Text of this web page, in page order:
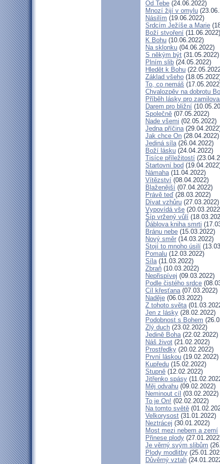
Od Tebe (24.06.2022)
Mnozí žijí v omylu
Násilím (19.06.2022)
Srdcím Ježíše a Marie
Boží stvoření (11.06.2022)
K Bohu (10.06.2022)
Na sklonku (04.06.2022)
S někým být (31.05.2022)
Plním slib (24.05.2022)
Hledět k Bohu
Základ všeho
To, co nemáš
Chvalozpěv na dobrotu
Příběh lásky pro
Darem pro bližní
Společně (07.05.2022)
Nade všemi (02.05.2022)
Jedna příčina
Jak chce On (28.04.2022)
Jediná síla(26.04.2022)
Boží lásku (24.04.2022)
Tisíce příležitostí
Startovní bod
Námaha(11.04.2022)
Vítězství (08.04.2022)
Blaženější (07.04.2022)
Právě teď (28.03.2022)
Dívat vzhůru (27.03.2022)
Vypovídá vše
Šíp vržený vůlí
Ďáblova kniha smrti
Bránu nebe (15.03.2022)
Nový směr (14.03.2022)
Stojí to mnoho úsilí
Pomalu (12.03.2022)
Síla(11.03.2022)
Zbraň (10.03.2022)
Nepřispívej (09.03.2022)
Podle čistého srdce
Cíl křesťana(07.03.2022)
Naděje (06.03.2022)
Z tohoto světa
Jen z lásky (28.02.2022)
Podobnost s Bohem
Zlý duch (23.02.2022)
Jedině Boha(22.02.2022)
Náš život (21.02.2022)
Prostředky (20.02.2022)
První láskou (19.02.2022)
Kupředu (15.02.2022)
Stupně (12.02.2022)
Jitřenko spásy
Měj odvahu (09.02.2022)
Neminout cíl (03.02.2022)
To je On! (02.02.2022)
Na tomto světě
Velkorysost (31.01.2022)
Neztrácej (30.01.2022)
Most mezi nebem a zemí
Přinese plody
Je věrný svým slibům
Plody modlitby
Důvěrný vztah